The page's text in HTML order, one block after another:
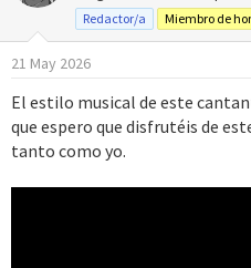
i
e
:
Redactor/a
Miembro de
21 May 2026
El estilo musical de este
que espero que disfrutéis de
tanto como yo.